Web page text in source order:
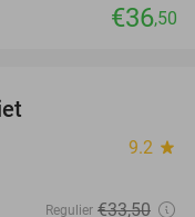
€36,50
9.2 star
Regulier €33,50